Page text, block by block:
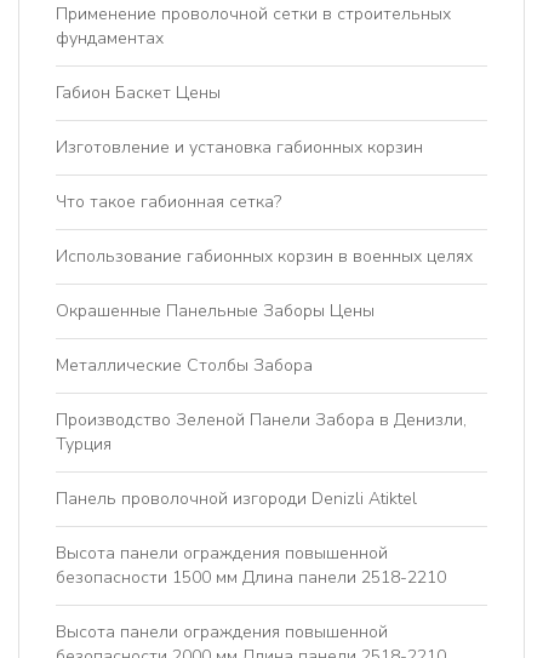
Применение проволочной сетки в строительных
фундаментах
Габион Баскет Цены
Изготовление и установка габионных корзин
Что такое габионная сетка?
Использование габионных корзин в военных целях
Окрашенные Панельные Заборы Цены
Металлические Столбы Забора
Производство Зеленой Панели Забора в Денизли,
Турция
Панель проволочной изгороди Denizli Atiktel
Высота панели ограждения повышенной
безопасности 1500 мм Длина панели 2518-2210
Высота панели ограждения повышенной